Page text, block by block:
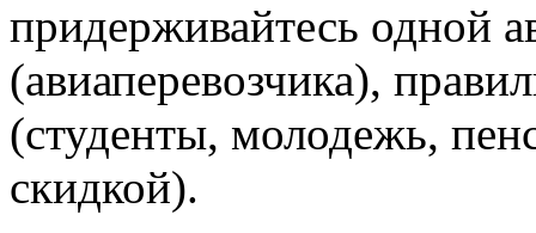
придерживайтесь одной
(авиаперевозчика),
(студенты, молодежь,
скидкой).